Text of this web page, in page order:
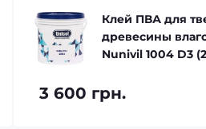
Клей ПВА для
древесины
Nunivil 1004 D3
3 600 грн.